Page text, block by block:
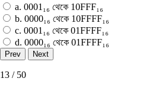
a. 0001₁₆ থেকে 10FFF₁₆
b. 0000₁₆ থেকে 10FFFF₁₆
c. 0001₁₆ থেকে 01FFFF₁₆
d. 0000₁₆ থেকে 01FFFF₁₆
13 / 50